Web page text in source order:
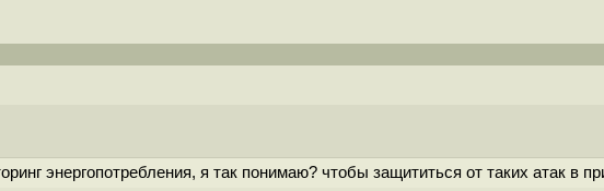
энергопотребления, я так понимаю? чтобы защититься от таких атак в